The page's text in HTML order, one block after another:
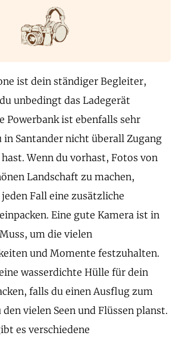
ist dein ständiger Begleiter,
unbedingt das Ladegerät
Powerbank ist ebenfalls sehr
in Santander nicht überall Zugang
Wenn du vorhast, Fotos von
Landschaft zu machen,
Fall eine zusätzliche
Eine gute Kamera ist in
um die vielen
und Momente festzuhalten.
wasserdichte Hülle für dein
falls du einen Ausflug zum
vielen Seen und Flüssen planst.
es verschiedene